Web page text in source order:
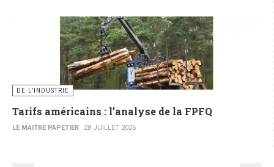
DE L’INDUSTRIE
Tarifs américains : l’analyse de la FPFQ
LE MAITRE PAPETIER 28 JUILLET 2026